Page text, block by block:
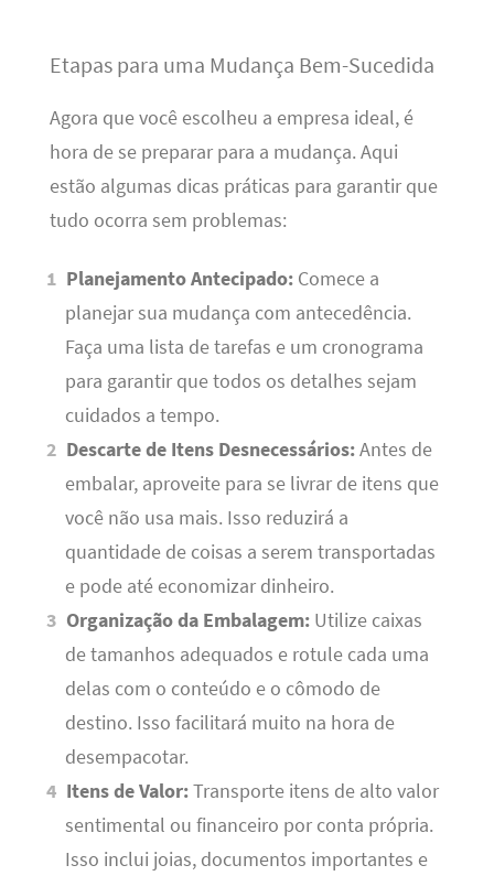
Etapas para uma Mudança Bem-Sucedida
Agora que você escolheu a empresa ideal, é
hora de se preparar para a mudança. Aqui
estão algumas dicas práticas para garantir que
tudo ocorra sem problemas:
Planejamento Antecipado: Comece a
planejar sua mudança com antecedência.
Faça uma lista de tarefas e um cronograma
para garantir que todos os detalhes sejam
cuidados a tempo.
Descarte de Itens Desnecessários:Antes de
embalar, aproveite para se livrar de itens que
você não usa mais. Isso reduzirá a
quantidade de coisas a serem transportadas
e pode até economizar dinheiro.
Organização da Embalagem: Utilize caixas
de tamanhos adequados e rotule cada uma
delas com o conteúdo e o cômodo de
destino. Isso facilitará muito na hora de
desempacotar.
Itens de Valor:Transporte itens de alto valor
sentimental ou financeiro por conta própria.
Isso inclui joias, documentos importantes e